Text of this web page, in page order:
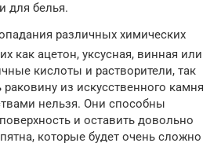
для белья.
различных химических
как ацетон, уксусная, винная или
кислоты и растворители, так
раковину из искусственного камня
нельзя. Они способны
и оставить довольно
которые будет очень сложно